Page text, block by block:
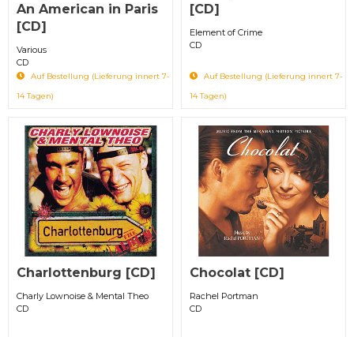
An American in Paris
[CD]
Various
CD
Auf Bestellung (Lieferung innert 7-
14 Tagen)
[CD]
Element of Crime
CD
Auf Bestellung (Lieferung innert 7-
14 Tagen)
Charlottenburg [CD]
Charly Lownoise & Mental Theo
CD
Chocolat [CD]
Rachel Portman
CD